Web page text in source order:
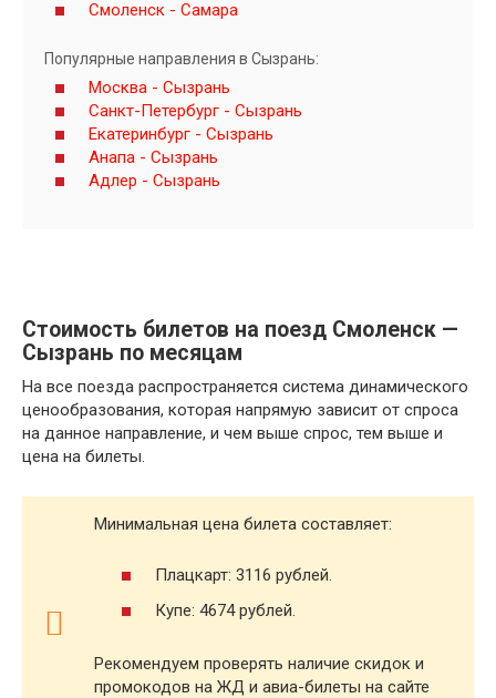
Смоленск - Самара
Популярные направления в Сызрань:
Москва - Сызрань
Санкт-Петербург - Сызрань
Екатеринбург - Сызрань
Анапа - Сызрань
Адлер - Сызрань
Стоимость билетов на поезд Смоленск —
Сызрань по месяцам
На все поезда распространяется система динамического
ценообразования, которая напрямую зависит от спроса
на данное направление, и чем выше спрос, тем выше и
цена на билеты.
Минимальная цена билета составляет:
Плацкарт: 3116 рублей.
Купе: 4674 рублей.
Рекомендуем проверять наличие скидок и
промокодов на ЖД и авиа-билеты на сайте